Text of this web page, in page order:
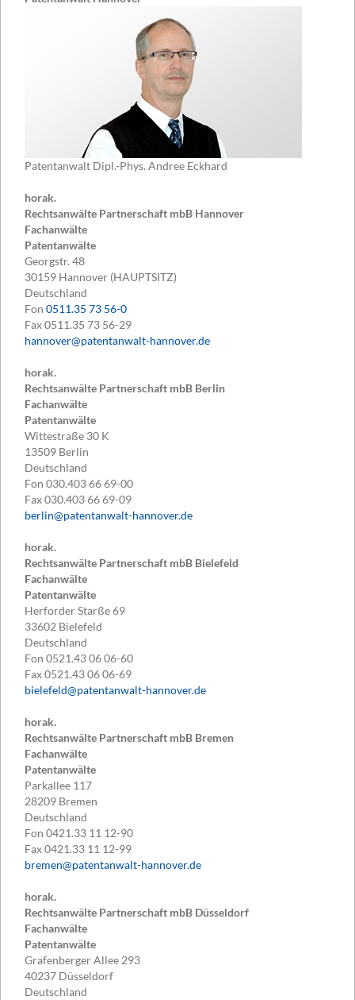
Patentanwalt Dipl.-Phys. Andree Eckhard
horak.
Rechtsanwälte Partnerschaft mbB Hannover
Fachanwälte
Patentanwälte
Georgstr. 48
30159 Hannover (HAUPTSITZ)
Deutschland
Fon 0511.35 73 56-0
Fax0511.35 73 56-29
hannover@patentanwalt-hannover.de
horak.
Rechtsanwälte Partnerschaft mbB Berlin
Fachanwälte
Patentanwälte
Wittestraße 30 K
13509 Berlin
Deutschland
Fon 030.403 66 69-00
Fax030.403 66 69-09
berlin@patentanwalt-hannover.de
horak.
Rechtsanwälte Partnerschaft mbB Bielefeld
Fachanwälte
Patentanwälte
Herforder Starße 69
33602 Bielefeld
Deutschland
Fon 0521.43 06 06-60
Fax0521.43 06 06-69
bielefeld@patentanwalt-hannover.de
horak.
Rechtsanwälte Partnerschaft mbB Bremen
Fachanwälte
Patentanwälte
Parkallee 117
28209 Bremen
Deutschland
Fon 0421.33 11 12-90
Fax0421.33 11 12-99
bremen@patentanwalt-hannover.de
horak.
Rechtsanwälte Partnerschaft mbB Düsseldorf
Fachanwälte
Patentanwälte
Grafenberger Allee 293
40237 Düsseldorf
Deutschland